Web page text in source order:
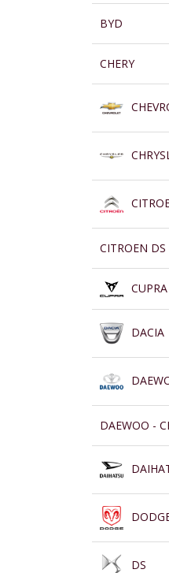
BYD
CHERY
CITROEN DS
CUPRA
DACIA
DAEWOO -
DS